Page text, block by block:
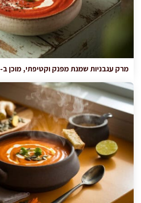
מרק עגבניות שמנת מפנק וקטיפתי, מוכן ב-35 דקות